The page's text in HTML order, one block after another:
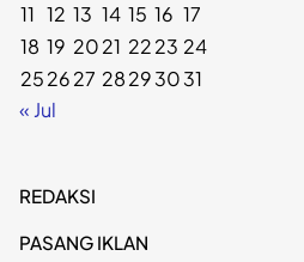
11 12 13 14 15 16 17
18 19 2021 2223 24
252627 28293031
« Jul
REDAKSI
PASANG IKLAN